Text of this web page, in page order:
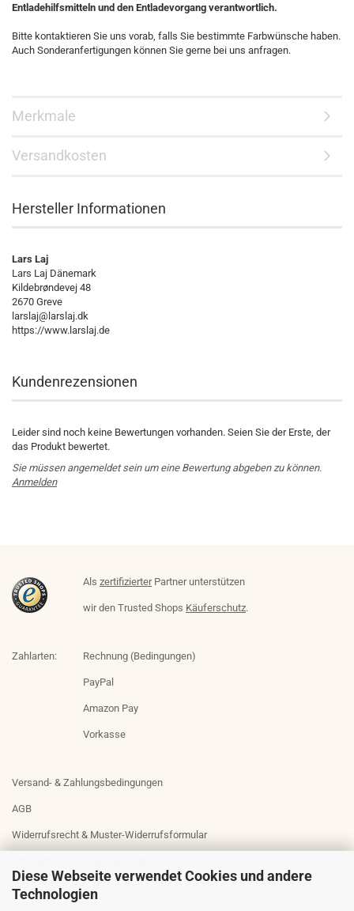
Diese Webseite verwendet Cookies und andere
Technologien
Entladehilfsmitteln und den Entladevorgang verantwortlich.
Bitte kontaktieren Sie uns vorab, falls Sie bestimmte Farbwünsche haben.
Auch Sonderanfertigungen können Sie gerne bei uns anfragen.
Merkmale
Versandkosten
Hersteller Informationen
Lars Laj
Lars Laj Dänemark
Kildebrøndevej 48
2670 Greve
larslaj@larslaj.dk
https://www.larslaj.de
Kundenrezensionen
Leider sind noch keine Bewertungen vorhanden. Seien Sie der Erste, der
das Produkt bewertet.
Sie müssen angemeldet sein um eine Bewertung abgeben zu können.
Anmelden
Als zertifizierterPartner unterstützen
wir den Trusted Shops Käuferschutz.
Zahlarten: Rechnung (Bedingungen)
PayPal
Amazon Pay
Vorkasse
Versand- & Zahlungsbedingungen
AGB
Widerrufsrecht & Muster-Widerrufsformular